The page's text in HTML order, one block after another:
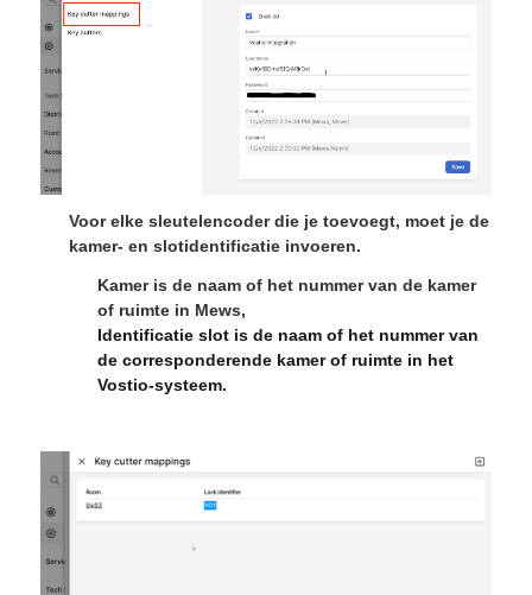
Voor elke sleutelencoder die je toevoegt, moet jede
kamer- enslotidentificatie invoeren.
Kameris de naam of het nummer van de kamer
of ruimte in Mews,
Identificatie slot is de naam of het nummer van
de corresponderende kamer of ruimte in het
Vostio-systeem.